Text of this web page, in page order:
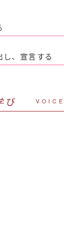
し、宣言する
び